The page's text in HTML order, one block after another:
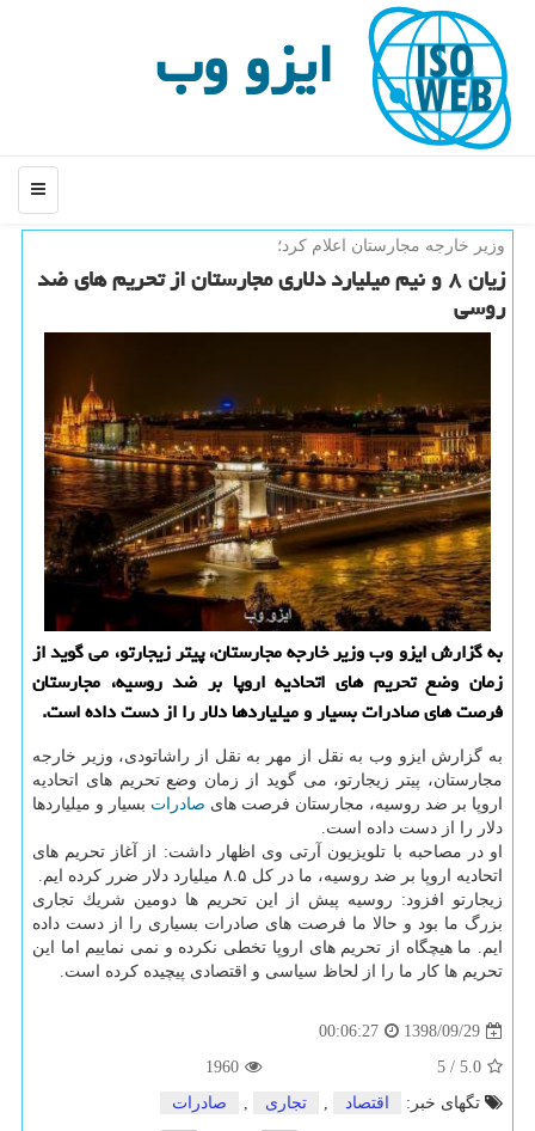
ایزو وب
منو
وزیر خارجه مجارستان اعلام كرد؛
زیان ۸ و نیم میلیارد دلاری مجارستان از تحریم های ضد
روسی
به گزارش ایزو وب وزیر خارجه مجارستان، پیتر زیجارتو، می گوید از
زمان وضع تحریم های اتحادیه اروپا بر ضد روسیه، مجارستان
فرصت های صادرات بسیار و میلیاردها دلار را از دست داده است.
به گزارش ایزو وب به نقل از مهر به نقل از راشاتودی، وزیر خارجه
مجارستان، پیتر زیجارتو، می گوید از زمان وضع تحریم های اتحادیه
اروپا بر ضد روسیه، مجارستان فرصت های صادرات بسیار و میلیاردها
دلار را از دست داده است.
او در مصاحبه با تلویزیون آرتی وی اظهار داشت: از آغاز تحریم های
اتحادیه اروپا بر ضد روسیه، ما در كل ۸.۵ میلیارد دلار ضرر كرده ایم.
زیجارتو افزود: روسیه پیش از این تحریم ها دومین شریك تجاری
بزرگ ما بود و حالا ما فرصت های صادرات بسیاری را از دست داده
ایم. ما هیچگاه از تحریم های اروپا تخطی نكرده و نمی نماییم اما این
تحریم ها كار ما را از لحاظ سیاسی و اقتصادی پیچیده كرده است.
1398/09/29
00:06:27
5.0
/
5
1960
تگهای خبر:
اقتصاد , تجاری , صادرات